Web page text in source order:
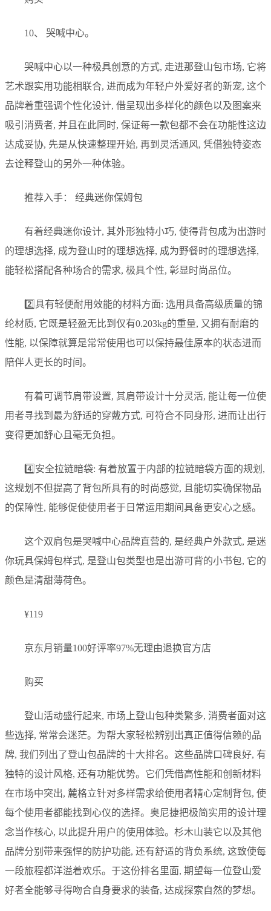
10、 哭喊中心。
哭喊中心以一种极具创意的方式, 走进那登山包市场, 它将
艺术跟实用功能相联合, 进而成为年轻户外爱好者的新宠, 这个
品牌着重强调个性化设计, 借呈现出多样化的颜色以及图案来
吸引消费者, 并且在此同时, 保证每一款包都不会在功能性这边
达成妥协, 先是从快速整理开始, 再到灵活通风, 凭借独特姿态
去诠释登山的另外一种体验。
推荐入手： 经典迷你保姆包
有着经典迷你设计, 其外形独特小巧, 使得背包成为出游时
的理想选择, 成为登山时的理想选择, 成为野餐时的理想选择,
能轻松搭配各种场合的需求, 极具个性, 彰显时尚品位。
2️⃣具有轻便耐用效能的材料方面: 选用具备高级质量的锦
纶材质, 它既是轻盈无比到仅有0.203kg的重量, 又拥有耐磨的
性能, 以保障就算是常常使用也可以保持最佳原本的状态进而
陪伴人更长的时间。
有着可调节肩带设置, 其肩带设计十分灵活, 能让每一位使
用者寻找到最为舒适的穿戴方式, 可符合不同身形, 进而让出行
变得更加舒心且毫无负担。
4️⃣安全拉链暗袋: 有着放置于内部的拉链暗袋方面的规划,
这规划不但提高了背包所具有的时尚感觉, 且能切实确保物品
的保障性, 能够促使使用者于日常运用期间具备更安心之感。
这个双肩包是哭喊中心品牌直营的, 是经典户外款式, 是迷
你玩具保姆包样式, 是登山包类型也是出游可背的小书包, 它的
颜色是清甜薄荷色。
¥119
京东月销量100好评率97%无理由退换官方店
购买
登山活动盛行起来, 市场上登山包种类繁多, 消费者面对这
些选择, 常常会迷茫。为帮大家轻松辨别出真正值得信赖的品
牌, 我们列出了登山包品牌的十大排名。这些品牌口碑良好, 有
独特的设计风格, 还有功能优势。它们凭借高性能和创新材料
在市场中突出, 麓格立针对多样需求给使用者精心定制背包, 使
每个使用者都能找到心仪的选择。奥尼捷把极简实用的设计理
念当作核心, 以此提升用户的使用体验。杉木山装它以及其他
品牌分别带来强悍的防护功能, 还有舒适的背负系统, 这致使每
一段旅程都洋溢着欢乐。于这份排名里面, 期望每一位登山爱
好者全能够寻得吻合自身要求的装备, 达成探索自然的梦想。